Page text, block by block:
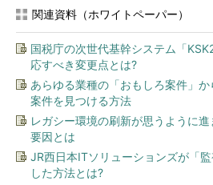
関連資料（ホワイトペーパー）
国税庁の次世代基幹システム「
応すべき変更点とは?
あらゆる業種の「おもしろ案件」
案件を見つける方法
レガシー環境の刷新が思うように
要因とは
JR西日本ITソリューションズが「
した方法とは?